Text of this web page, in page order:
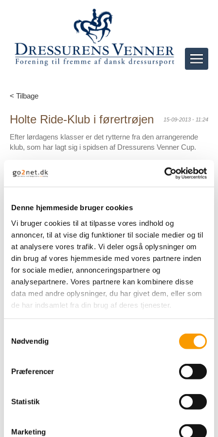
Denne hjemmeside bruger cookies
Vi bruger cookies til at tilpasse vores indhold og
annoncer, til at vise dig funktioner til sociale medier og til
at analysere vores trafik. Vi deler også oplysninger om
din brug af vores hjemmeside med vores partnere inden
for sociale medier, annonceringspartnere og
analysepartnere. Vores partnere kan kombinere disse
data med andre oplysninger, du har givet dem, eller som
de har indsamlet fra din brug af deres tjenester.
Nødvendig
Præferencer
Statistik
Marketing
< Tilbage
Holte Ride-Klub i førertrøjen 15-09-2013 - 11:24
Efter lørdagens klasser er det rytterne fra den arrangerende
klub, som har lagt sig i spidsen af Dressurens Venner Cup.